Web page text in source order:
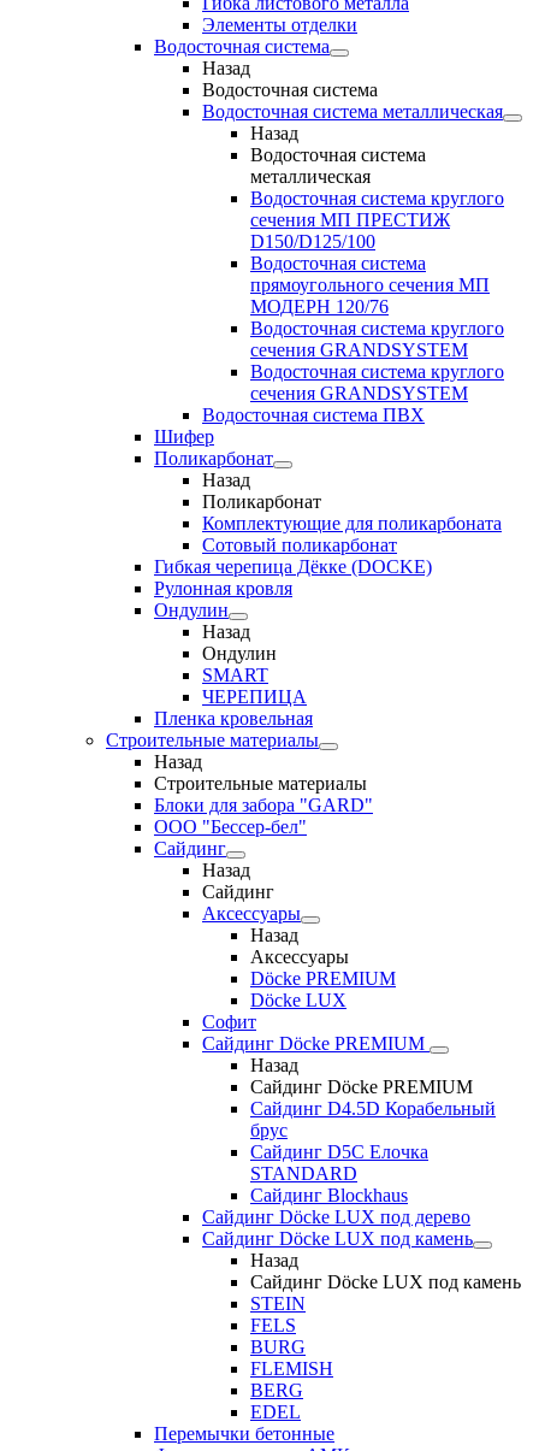
Элементы отделки
Водосточная система
Назад
Водосточная система
Водосточная система металлическая
Назад
Водосточная система
металлическая
Водосточная система круглого
сечения МП ПРЕСТИЖ
D150/D125/100
Водосточная система
прямоугольного сечения МП
МОДЕРН 120/76
Водосточная система круглого
сечения GRANDSYSTEM
Водосточная система круглого
сечения GRANDSYSTEM
Водосточная система ПВХ
Шифер
Поликарбонат
Назад
Поликарбонат
Комплектующие для поликарбоната
Сотовый поликарбонат
Гибкая черепица Дёкке (DOCKE)
Рулонная кровля
Ондулин
Назад
Ондулин
SMART
ЧЕРЕПИЦА
Пленка кровельная
Строительные материалы
Назад
Строительные материалы
Блоки для забора "GARD"
ООО "Бессер-бел"
Сайдинг
Назад
Сайдинг
Аксессуары
Назад
Аксессуары
Döcke PREMIUM
Döcke LUX
Софит
Сайдинг Döcke PREMIUM
Назад
Сайдинг Döcke PREMIUM
Сайдинг D4.5D Корабельный
брус
Сайдинг D5С Елочка
STANDARD
Сайдинг Blockhaus
Сайдинг Döcke LUX под дерево
Сайдинг Döcke LUX под камень
Назад
Сайдинг Döcke LUX под камень
STEIN
FELS
BURG
FLEMISH
BERG
EDEL
Перемычки бетонные